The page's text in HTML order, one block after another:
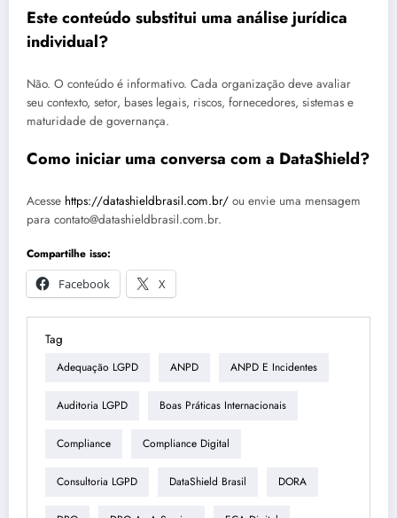
Este conteúdo substitui uma análise jurídica
individual?
Não. O conteúdo é informativo. Cada organização deve avaliar
seu contexto, setor, bases legais, riscos, fornecedores, sistemas e
maturidade de governança.
Como iniciar uma conversa com a DataShield?
Acesse https://datashieldbrasil.com.br/ ou envie uma mensagem
para contato@datashieldbrasil.com.br.
Compartilhe isso:
Facebook
X
Tag
Adequação LGPD ANPD ANPD E Incidentes
Auditoria LGPD Boas Práticas Internacionais
Compliance Compliance Digital
Consultoria LGPD DataShield Brasil DORA